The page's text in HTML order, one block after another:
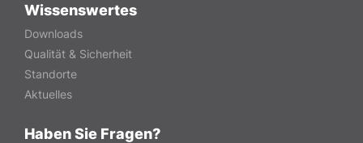
Wissenswertes
Downloads
Qualität & Sicherheit
Standorte
Aktuelles
Haben Sie Fragen?